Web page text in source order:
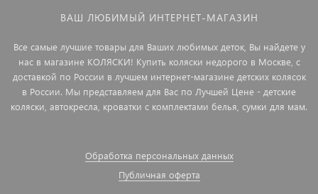
ВАШ ЛЮБИМЫЙ ИНТЕРНЕТ-МАГАЗИН
Все самые лучшие товары для Ваших любимых деток, Вы найдете у
нас в магазине КОЛЯСКИ! Купить коляски недорого в Москве, с
доставкой по России в лучшем интернет-магазине детских колясок
в России. Мы представляем для Вас по Лучшей Цене - детские
коляски, автокресла, кроватки с комплектами белья, сумки для мам.
Обработка персональных данных
Публичная оферта